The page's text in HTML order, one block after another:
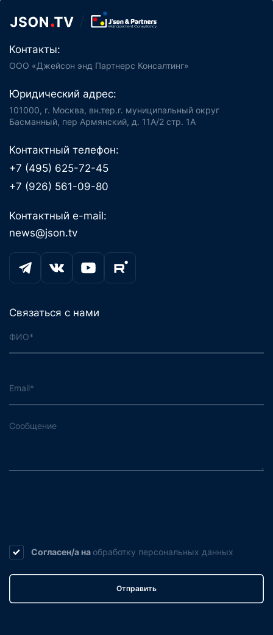
Контакты:
ООО «Джейсон энд Партнерс Консалтинг»
Юридический адрес:
101000, г. Москва, вн.тер.г. муниципальный округ
Басманный, пер Армянский, д. 11А/2 стр. 1А
Контактный телефон:
+7 (495) 625-72-45
+7 (926) 561-09-80
Контактный e-mail:
news@json.tv
Связаться с нами
Согласен/а на обработку персональных данных
Отправить